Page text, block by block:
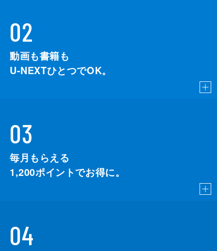
02
動画も書籍も
U-NEXTひとつでOK。
03
毎月もらえる
1,200ポイントでお得に。
04